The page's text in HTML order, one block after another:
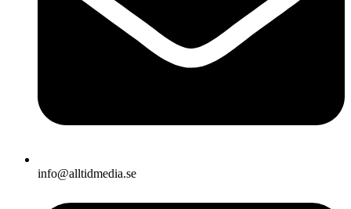
info@alltidmedia.se